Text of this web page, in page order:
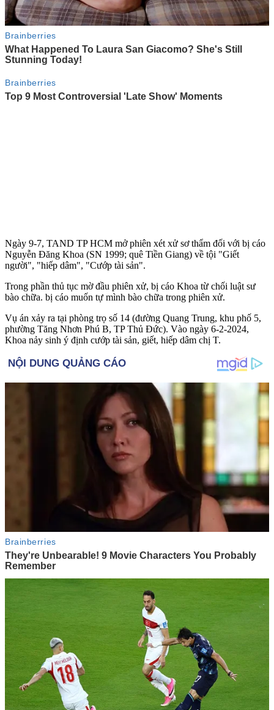
Ngày 9-7, TAND TP HCM mở phiên xét xử sơ thẩm đối với bị cáo
Nguyễn Đăng Khoa (SN 1999; quê Tiền Giang) về tội "Giết
người", "hiế‌ּp dâ‌ּm", "Cướp tài sản".
Trong phần thủ tục mờ đầu phiên xử, bị cáo Khoa từ chối luật sư
bào chữa. bị cáo muốn tự mình bào chữa trong phiên xử.
Vụ án xảy ra tại phòng trọ số 14 (đường Quang Trung, khu phố 5,
phường Tăng Nhơn Phú B, TP Thủ Đức). Vào ngày 6-2-2024,
Khoa nảy sinh ý định cướp tài sản, giết, hiế‌ּp dâ‌ּm chị T.